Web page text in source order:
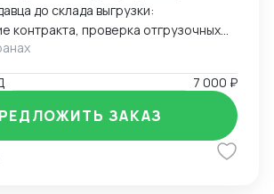
до склада выгрузки:
контракта, проверка отгрузочных
документов для
работа с брокерами и
подача статистической
органы, валютный контроль (
СПД), поиск экспедиторов,
Морским транспортом,
сопутствующих задач.
7 000 ₽
ЗАКАЗ